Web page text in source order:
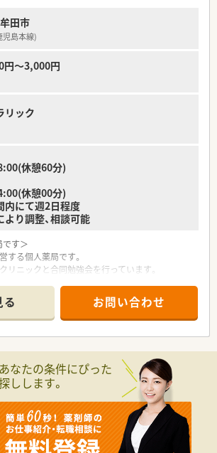
田市
児島本線)
円～3,000円
リック
休憩60分)
休憩00分)
にて週2日程度
り調整、相談可能
です＞
する個人薬局です。
ニックと合同勉強会を行っています。
品目です。
は30代男性で温厚な方です。お問い合わせ
なたの条件にぴった
しします。